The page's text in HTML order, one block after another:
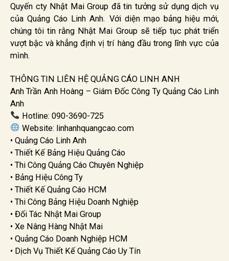
Quyến cty Nhật Mai Group đã tin tưởng sử dụng dịch vụ
của Quảng Cáo Linh Anh. Với diện mạo bảng hiệu mới,
chúng tôi tin rằng Nhật Mai Group sẽ tiếp tục phát triển
vượt bậc và khẳng định vị trí hàng đầu trong lĩnh vực của
mình.
THÔNG TIN LIÊN HỆ QUẢNG CÁO LINH ANH
Anh Trần Anh Hoàng – Giám Đốc Công Ty Quảng Cáo Linh
Anh
Hotline: 090-3690-725
Website: linhanhquangcao.com
• Quảng Cáo Linh Anh
• Thiết Kế Bảng Hiệu Quảng Cáo
• Thi Công Quảng Cáo Chuyên Nghiệp
• Bảng Hiệu Công Ty
• Thiết Kế Quảng Cáo HCM
• Thi Công Bảng Hiệu Doanh Nghiệp
• Đối Tác Nhật Mai Group
• Xe Nâng Hàng Nhật Mai
• Quảng Cáo Doanh Nghiệp HCM
• Dịch Vụ Thiết Kế Quảng Cáo Uy Tín